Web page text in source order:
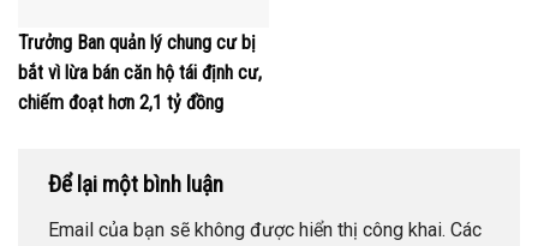
Trưởng Ban quản lý chung cư bị
bắt vì lừa bán căn hộ tái định cư,
chiếm đoạt hơn 2,1 tỷ đồng
Để lại một bình luận
Email của bạn sẽ không được hiển thị công khai. Các